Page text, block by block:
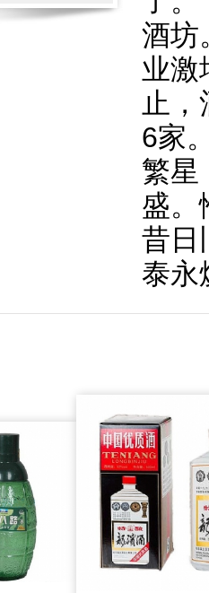
酒坊
业激
止
6家
繁星
盛。
昔日
泰